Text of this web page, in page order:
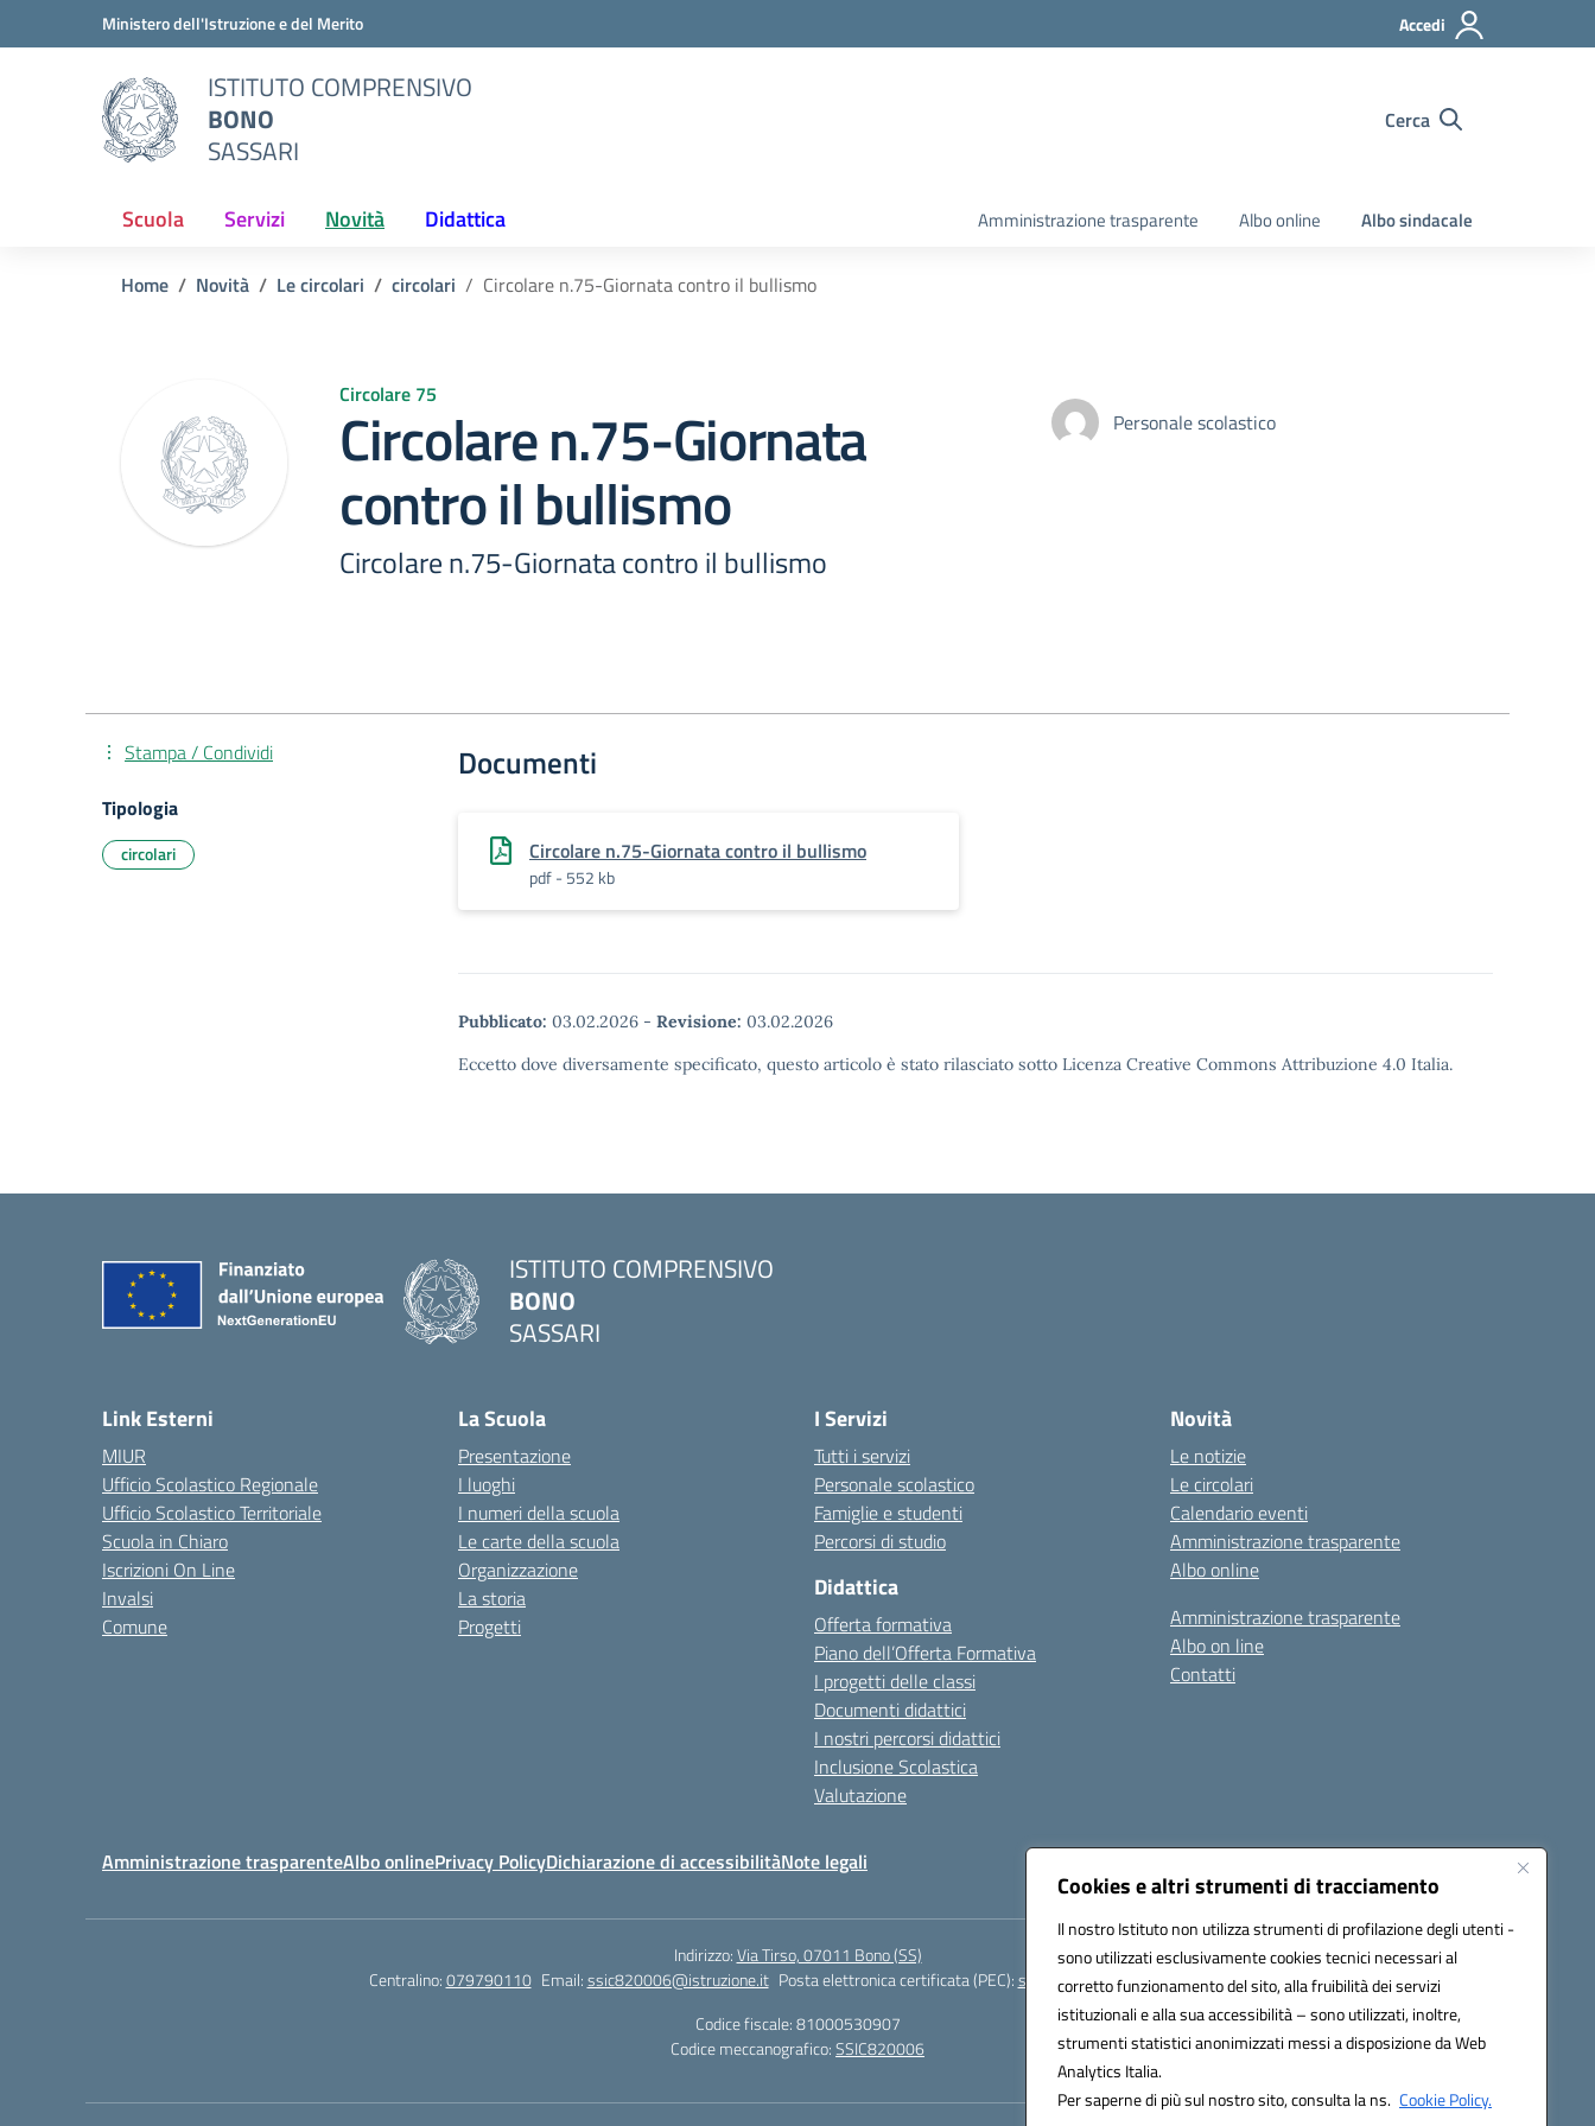
Cookies e altri strumenti di tracciamento
Il nostro Istituto non utilizza strumenti di profilazione degli utenti -
sono utilizzati esclusivamente cookies tecnici necessari al
corretto funzionamento del sito, alla fruibilità dei servizi
istituzionali e alla sua accessibilità – sono utilizzati, inoltre,
strumenti statistici anonimizzati messi a disposizione da Web
Analytics Italia.
Per saperne di più sul nostro sito, consulta la ns. Cookie Policy.
Vai ai contenuti
Vai al menu di navigazioneMinistero dell'Istruzione e del Merito Accedi
ISTITUTO COMPRENSIVO
BONO
SASSARI
Cerca
Scuola Servizi Novità Didattica Amministrazione trasparente Albo online Albo sindacale
Home Novità Le circolari circolari Circolare n.75-Giornata contro il bullismo
Circolare 75
Circolare n.75-Giornata
contro il bullismo
Circolare n.75-Giornata contro il bullismo
Personale scolastico
Documenti
Circolare n.75-Giornata contro il bullismo
pdf - 552 kb
Pubblicato: 03.02.2026 - Revisione: 03.02.2026
Eccetto dove diversamente specificato, questo articolo è stato rilasciato sotto Licenza Creative Commons Attribuzione 4.0 Italia.
Stampa / Condividi
Tipologia
circolari
ISTITUTO COMPRENSIVO
BONO
SASSARI
Link Esterni
MIUR
Ufficio Scolastico Regionale
Ufficio Scolastico Territoriale
Scuola in Chiaro
Iscrizioni On Line
Invalsi
Comune
La Scuola
Presentazione
I luoghi
I numeri della scuola
Le carte della scuola
Organizzazione
La storia
Progetti
I Servizi
Tutti i servizi
Personale scolastico
Famiglie e studenti
Percorsi di studio
Didattica
Offerta formativa
Piano dell’Offerta Formativa
I progetti delle classi
Documenti didattici
I nostri percorsi didattici
Inclusione Scolastica
Valutazione
Novità
Le notizie
Le circolari
Calendario eventi
Amministrazione trasparente
Albo online
Amministrazione trasparente
Albo on line
Contatti
Amministrazione trasparenteAlbo onlinePrivacy PolicyDichiarazione di accessibilitàNote legali
Indirizzo:Via Tirso, 07011 Bono (SS)
Centralino:079790110 Email:ssic820006@istruzione.it Posta elettronica certificata (PEC):ssic820006@pec.istruzione.it
Codice fiscale: 81000530907
Codice meccanografico:SSIC820006